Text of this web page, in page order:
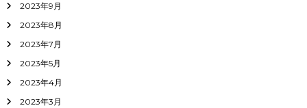
2023年9月
2023年8月
2023年7月
2023年5月
2023年4月
2023年3月